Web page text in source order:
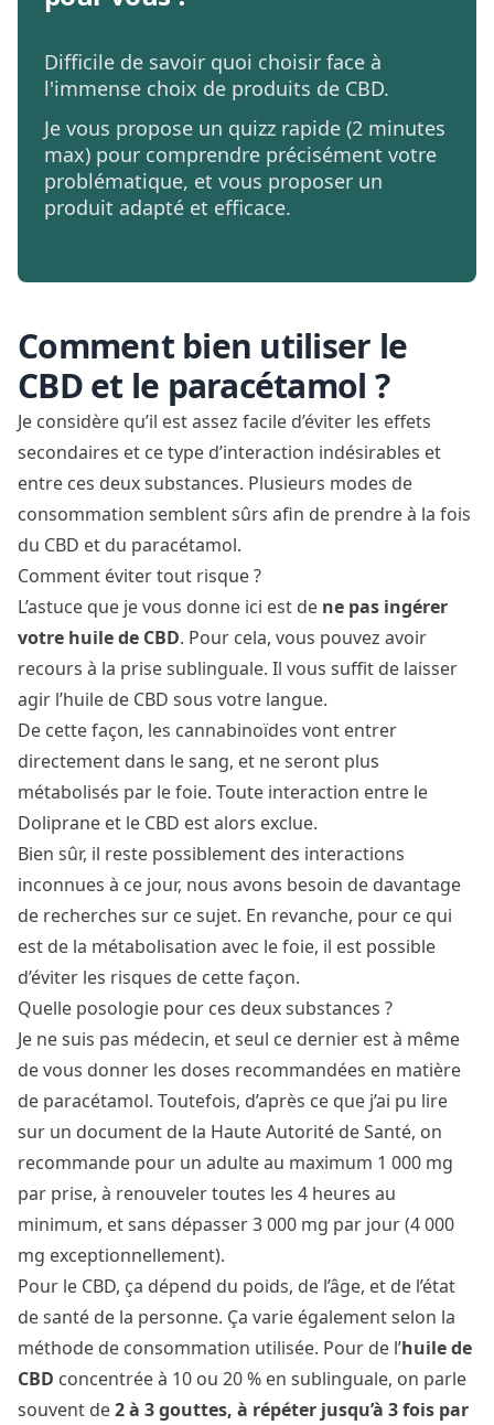
Difficile de savoir quoi choisir face à
l'immense choix de produits de CBD.
Je vous propose un quizz rapide (2 minutes
max) pour comprendre précisément votre
problématique, et vous proposer un
produit adapté et efficace.
Comment bien utiliser le
CBD et le paracétamol ?
Je considère qu’il est assez facile d’éviter les effets
secondaires et ce type d’interaction indésirables et
entre ces deux substances. Plusieurs modes de
consommation semblent sûrs afin de prendre à la fois
du CBD et du paracétamol.
Comment éviter tout risque ?
L’astuce que je vous donne ici est de ne pas ingérer
votre huile de CBD. Pour cela, vous pouvez avoir
recours à la prise sublinguale. Il vous suffit de laisser
agir l’huile de CBD sous votre langue.
De cette façon, les cannabinoïdes vont entrer
directement dans le sang, et ne seront plus
métabolisés par le foie. Toute interaction entre le
Doliprane et le CBD est alors exclue.
Bien sûr, il reste possiblement des interactions
inconnues à ce jour, nous avons besoin de davantage
de recherches sur ce sujet. En revanche, pour ce qui
est de la métabolisation avec le foie, il est possible
d’éviter les risques de cette façon.
Quelle posologie pour ces deux substances ?
Je ne suis pas médecin, et seul ce dernier est à même
de vous donner les doses recommandées en matière
de paracétamol. Toutefois, d’après ce que j’ai pu lire
sur un document de la Haute Autorité de Santé, on
recommande pour un adulte au maximum 1 000 mg
par prise, à renouveler toutes les 4 heures au
minimum, et sans dépasser 3 000 mg par jour (4 000
mg exceptionnellement).
Pour le CBD, ça dépend du poids, de l’âge, et de l’état
de santé de la personne. Ça varie également selon la
méthode de consommation utilisée. Pour de l’huile de
CBD concentrée à 10 ou 20 % en sublinguale, on parle
souvent de2 à 3 gouttes, à répéter jusqu’à 3 fois par